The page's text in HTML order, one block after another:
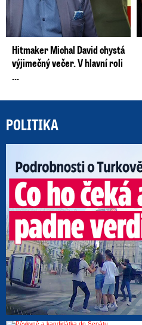
Hitmaker Michal David chystá
výjimečný večer. V hlavní roli
...
POLITIKA